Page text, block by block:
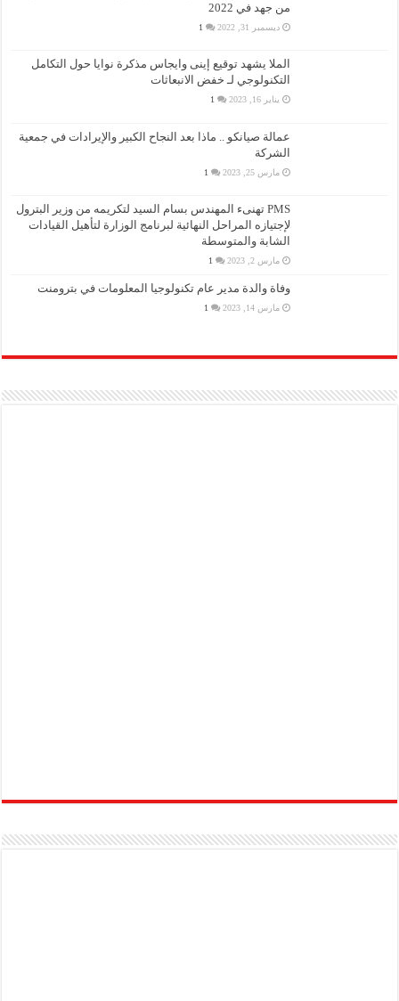
من جهد في 2022
ديسمبر 31, 2022 1
الملا يشهد توقيع إينى وايجاس مذكرة نوايا حول التكامل
التكنولوجي لـ خفض الانبعاثات
يناير 16, 2023 1
عمالة صيانكو .. ماذا بعد النجاح الكبير والإيرادات في جمعية
الشركة
مارس 25, 2023 1
PMS تهنىء المهندس بسام السيد لتكريمه من وزير البترول
لإجتيازه المراحل النهائية لبرنامج الوزارة لتأهيل القيادات
الشابة والمتوسطة
مارس 2, 2023 1
وفاة والدة مدير عام تكنولوجيا المعلومات في بترومنت
مارس 14, 2023 1